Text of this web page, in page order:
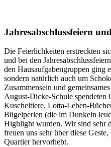
Jahresabschlussfeiern
Die Feierlichkeiten erstreckten
und bei den
den Hausaufgabengruppen ging
sondern natürlich auch um
Zusammensein und
August-Dicke-Schule spendeten
Kuscheltiere, Lotta-Leben-
Bügelperlen (die im Dunkeln
Highlight wurden. Wir sind sehr
freuen uns sehr über diese
Quartier hervorhebt.